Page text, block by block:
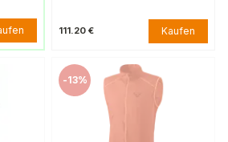
111.20 € Kaufen
-13%